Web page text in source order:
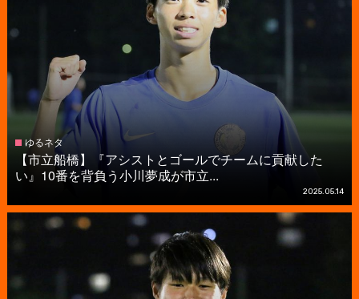
ゆるネタ
【市立船橋】『アシストとゴールでチームに貢献した
い』10番を背負う小川夢成が市立...
2025.05.14